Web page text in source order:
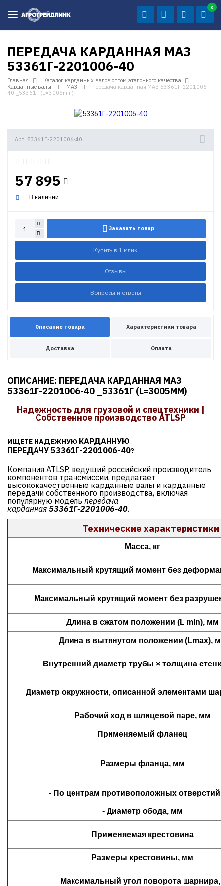
0
ПЕРЕДАЧА КАРДАННАЯ МАЗ
53361Г-2201006-40
Главная
Каталог карданных валов оптом эталонного качества
Карданные валы
МАЗ
передача карданная МАЗ 53361Г-2201006-
40 _53361Г (L=3005mm)
Арт: 53361Г-2201006-40
57 895
В наличии
Заказать товар
Купить в 1 клик
Отзывы
Вопросы и ответы
Описание товара Характеристики товара
Доставка Оплата
ОПИСАНИЕ: ПЕРЕДАЧА КАРДАННАЯ МАЗ
53361Г-2201006-40 _53361Г (L=3005MM)
Надежность для грузовой и спецтехники |
Собственное производство ATLSP
ИЩЕТЕ НАДЕЖНУЮ КАРДАННУЮ
ПЕРЕДАЧУ 53361Г-2201006-40?
Компания ATLSP, ведущий российский производитель
компонентов трансмиссии, предлагает
высококачественные карданные валы и карданные
передачи собственного производства, включая
популярную модель передача
карданная 53361Г-2201006-40.
Технические характеристики
Масса, кг
Максимальный крутящий момент без
Максимальный крутящий момент без
Длина в сжатом положении (L min), мм
Длина в вытянутом положении (Lmax),
Внутренний диаметр трубы × толщина
Диаметр окружности, описанной элементами
Рабочий ход в шлицевой паре, мм
Применяемый фланец
Размеры фланца, мм
- По центрам противоположных
- Диаметр обода, мм
Применяемая крестовина
Размеры крестовины, мм
Максимальный угол поворота шарнира,